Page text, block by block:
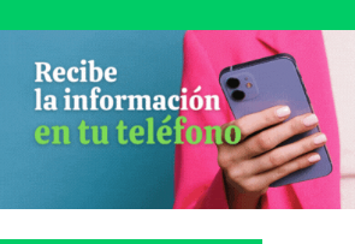
La fecha más antigua por defecto
2026
Buscar notas anteriores a 01-